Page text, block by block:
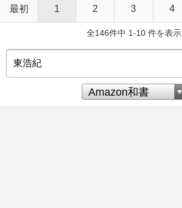
最初 1 2 3 4
全146件中 1-10 件を表示